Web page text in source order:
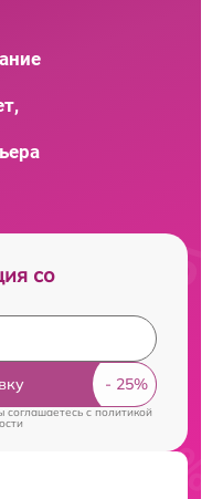
со
соглашаетесь cполитикой